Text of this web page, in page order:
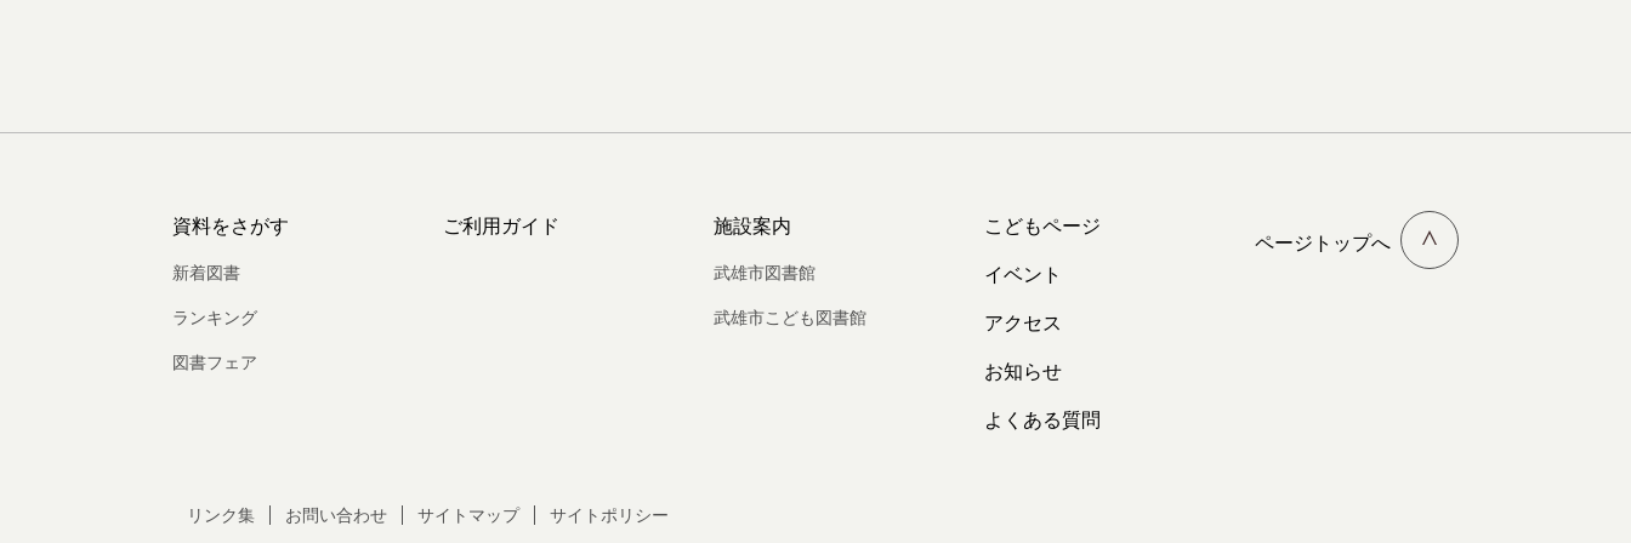
資料をさがす
新着図書
ランキング
図書フェア
ご利用ガイド 施設案内
武雄市図書館
武雄市こども図書館
こどもページ
イベント
アクセス
お知らせ
よくある質問
ページトップへ
リンク集 お問い合わせ サイトマップ サイトポリシー